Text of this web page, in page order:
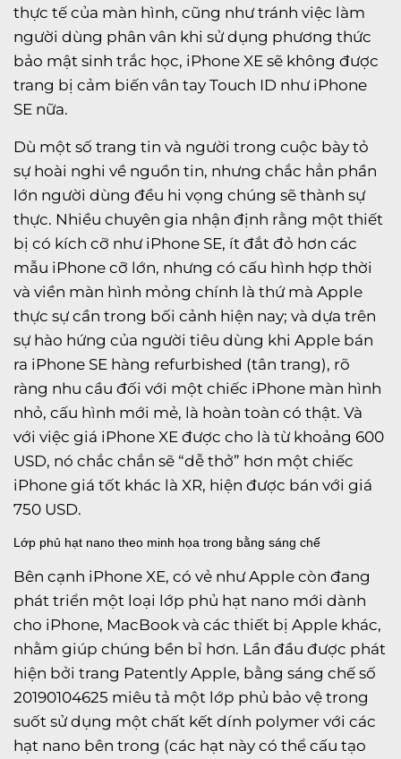
thực tế của màn hình, cũng như tránh việc làm
người dùng phân vân khi sử dụng phương thức
bảo mật sinh trắc học, iPhone XE sẽ không được
trang bị cảm biến vân tay Touch ID như iPhone
SE nữa.
Dù một số trang tin và người trong cuộc bày tỏ
sự hoài nghi về nguồn tin, nhưng chắc hẳn phần
lớn người dùng đều hi vọng chúng sẽ thành sự
thực. Nhiều chuyên gia nhận định rằng một thiết
bị có kích cỡ như iPhone SE, ít đắt đỏ hơn các
mẫu iPhone cỡ lớn, nhưng có cấu hình hợp thời
và viền màn hình mỏng chính là thứ mà Apple
thực sự cần trong bối cảnh hiện nay; và dựa trên
sự hào hứng của người tiêu dùng khi Apple bán
ra iPhone SE hàng refurbished (tân trang), rõ
ràng nhu cầu đối với một chiếc iPhone màn hình
nhỏ, cấu hình mới mẻ, là hoàn toàn có thật. Và
với việc giá iPhone XE được cho là từ khoảng 600
USD, nó chắc chắn sẽ “dễ thở” hơn một chiếc
iPhone giá tốt khác là XR, hiện được bán với giá
750 USD.
Lớp phủ hạt nano theo minh họa trong bằng sáng chế
Bên cạnh iPhone XE, có vẻ như Apple còn đang
phát triển một loại lớp phủ hạt nano mới dành
cho iPhone, MacBook và các thiết bị Apple khác,
nhằm giúp chúng bền bỉ hơn. Lần đầu được phát
hiện bởi trang Patently Apple, bằng sáng chế số
20190104625 miêu tả một lớp phủ bảo vệ trong
suốt sử dụng một chất kết dính polymer với các
hạt nano bên trong (các hạt này có thể cấu tạo